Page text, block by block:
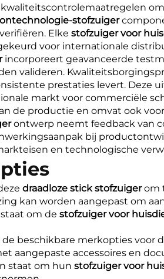
stofzuiger
Elke stofzuiger voor
voor internationale
incorporeert geavanceerde
valideren.
prestaties levert. Deze
markt voor commerciële
de productie en omvat ook
ontwerp neemt feedback van
bij
en technologische
draadloze stick stofzuigerom
kan worden aangepast om
om de stofzuiger voor
beschikbare merkopties voor
aangepaste accessoires en
staat om hun stofzuiger voor